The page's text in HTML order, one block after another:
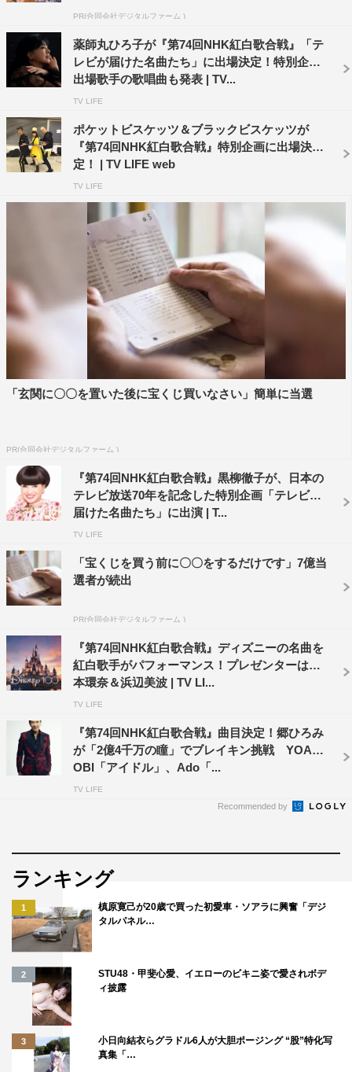
PR(合同会社デジタルファーム )
薬師丸ひろ子が『第74回NHK紅白歌合戦』「テ
レビが届けた名曲たち」に出場決定！特別企画
出場歌手の歌唱曲も発表 | TV...
TV LIFE
ポケットビスケッツ＆ブラックビスケッツが
『第74回NHK紅白歌合戦』特別企画に出場決
定！ | TV LIFE web
TV LIFE
「玄関に〇〇を置いた後に宝くじ買いなさい」簡単に当選
PR(合同会社デジタルファーム )
『第74回NHK紅白歌合戦』黒柳徹子が、日本の
テレビ放送70年を記念した特別企画「テレビが
届けた名曲たち」に出演 | T...
TV LIFE
「宝くじを買う前に〇〇をするだけです」7億当
選者が続出
PR(合同会社デジタルファーム )
『第74回NHK紅白歌合戦』ディズニーの名曲を
紅白歌手がパフォーマンス！プレゼンターは橋
本環奈＆浜辺美波 | TV LI...
TV LIFE
『第74回NHK紅白歌合戦』曲目決定！郷ひろみ
が「2億4千万の瞳」でブレイキン挑戦 YOAS
OBI「アイドル」、Ado「...
TV LIFE
Recommended by
ランキング
1
槙原寛己が20歳で買った初愛車・ソアラに興奮「デジ
タルパネル…
2
STU48・甲斐心愛、イエローのビキニ姿で愛されボデ
ィ披露
3
小日向結衣らグラドル6人が大胆ポージング “股”特化写
真集「…